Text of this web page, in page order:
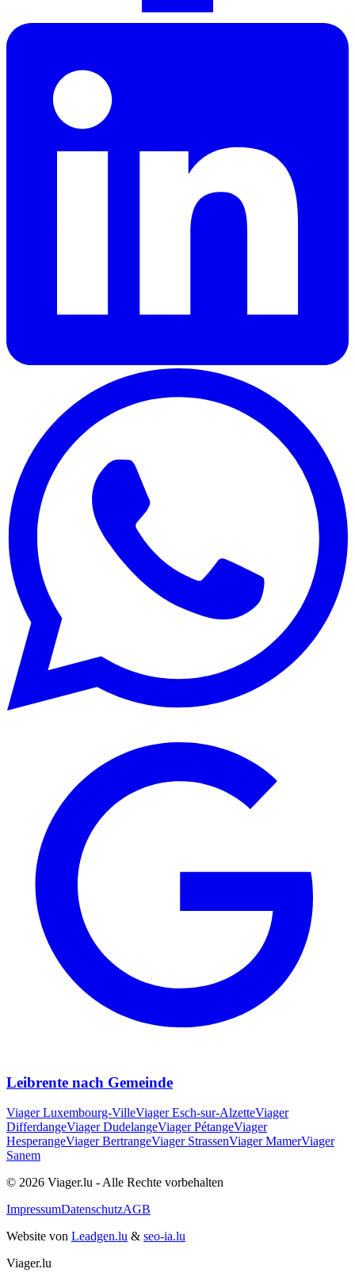
Leibrente nach Gemeinde
ViagerLuxembourg-VilleViagerEsch-sur-AlzetteViager
DifferdangeViagerDudelangeViagerPétangeViager
HesperangeViagerBertrangeViager StrassenViagerMamerViager
Sanem
© 2026 Viager.lu - Alle Rechte vorbehalten
ImpressumDatenschutzAGB
Website von Leadgen.lu & seo-ia.lu
Viager.lu